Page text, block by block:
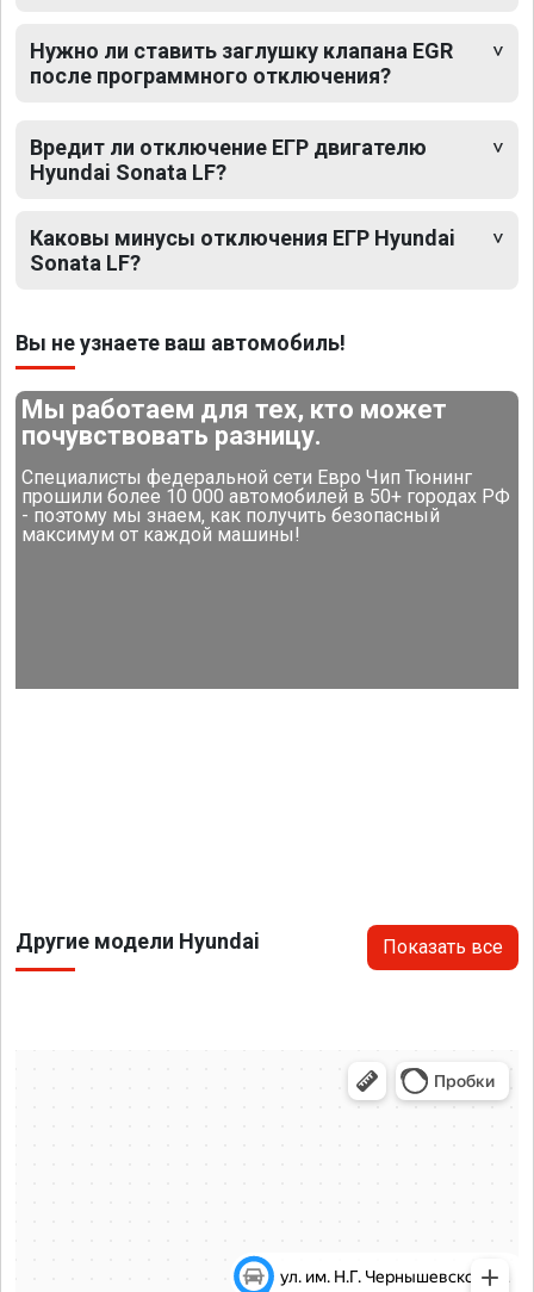
Нужно ли ставить заглушку клапана EGR
после программного отключения?
Вредит ли отключение ЕГР двигателю
Hyundai Sonata LF?
Каковы минусы отключения ЕГР Hyundai
Sonata LF?
Вы не узнаете ваш автомобиль!
Мы работаем для тех, кто может
почувствовать разницу.
Специалисты федеральной сети Евро Чип Тюнинг
прошили более 10 000 автомобилей в 50+ городах РФ
- поэтому мы знаем, как получить безопасный
максимум от каждой машины!
Другие модели Hyundai Показать все